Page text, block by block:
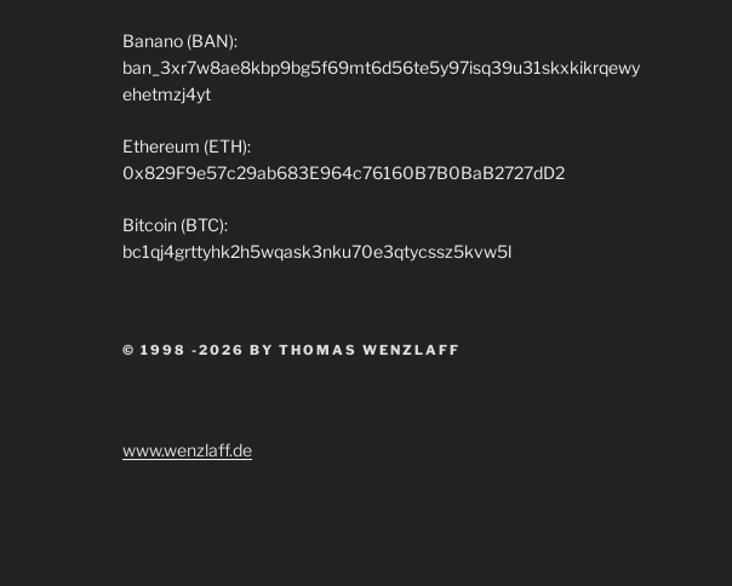
Banano (BAN):
ban_3xr7w8ae8kbp9bg5f69mt6d56te5y97isq39u31skxkikrqewy
ehetmzj4yt
Ethereum (ETH):
0x829F9e57c29ab683E964c76160B7B0BaB2727dD2
Bitcoin (BTC):
bc1qj4grttyhk2h5wqask3nku70e3qtycssz5kvw5l
© 1998 -2026 BY THOMAS WENZLAFF
www.wenzlaff.de